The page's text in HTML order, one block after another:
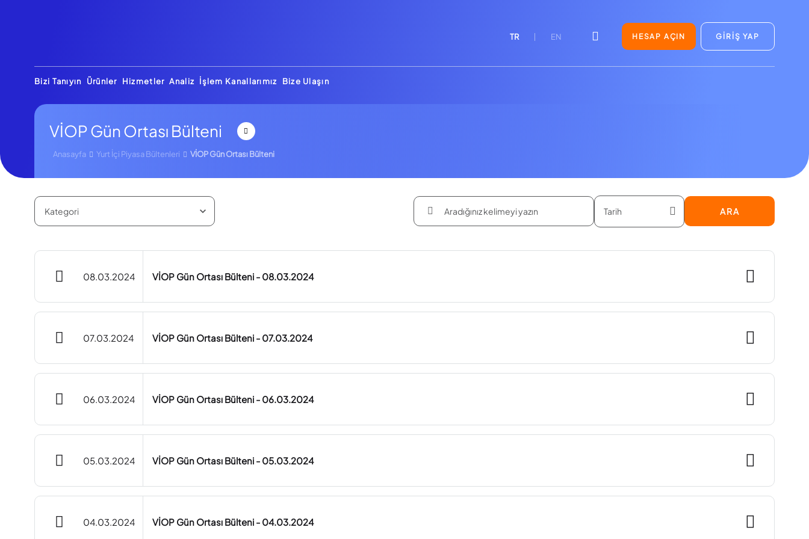
TR EN HESAP AÇIN GİRİŞ YAP
Bizi Tanıyın Ürünler Hizmetler Analiz İşlem Kanallarımız Bize Ulaşın
VİOP Gün Ortası Bülteni
Anasayfa Yurt İçi Piyasa Bültenleri VİOP Gün Ortası Bülteni
ARA
08.03.2024 VİOP Gün Ortası Bülteni - 08.03.2024
07.03.2024 VİOP Gün Ortası Bülteni - 07.03.2024
06.03.2024 VİOP Gün Ortası Bülteni - 06.03.2024
05.03.2024 VİOP Gün Ortası Bülteni - 05.03.2024
04.03.2024 VİOP Gün Ortası Bülteni - 04.03.2024